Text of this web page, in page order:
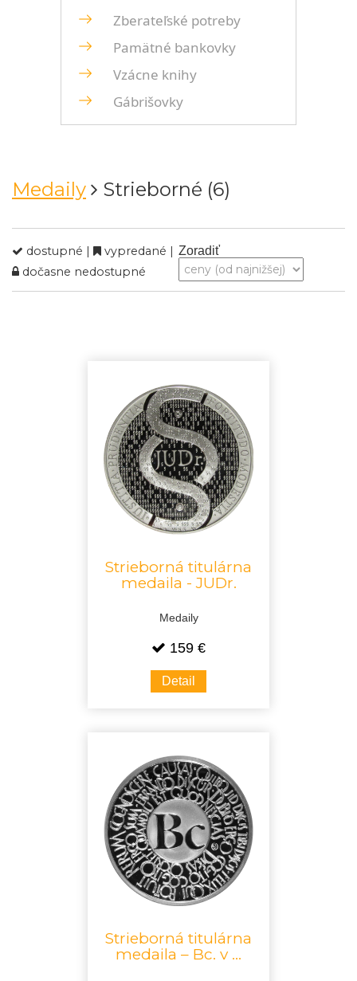
Zberateľské potreby
Pamätné bankovky
Vzácne knihy
Gábrišovky
Medaily Strieborné (6)
dostupné |
vypredané |
dočasne nedostupné
Zoradiť
Strieborná titulárna
medaila - JUDr.
Medaily
159 €
Detail
Strieborná titulárna
medaila – Bc. v ...